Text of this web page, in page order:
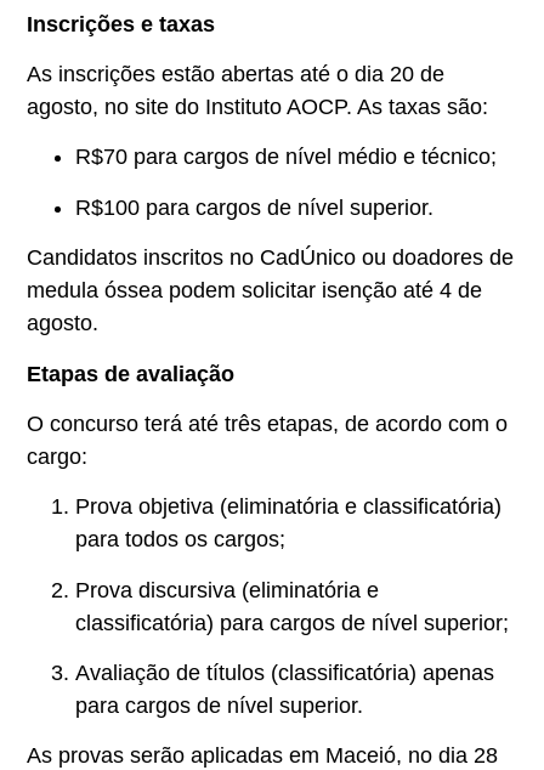
Inscrições e taxas
As inscrições estão abertas até o dia 20 de
agosto, no site do Instituto AOCP. As taxas são:
R$70 para cargos de nível médio e técnico;
R$100 para cargos de nível superior.
Candidatos inscritos no CadÚnico ou doadores de
medula óssea podem solicitar isenção até 4 de
agosto.
Etapas de avaliação
O concurso terá até três etapas, de acordo com o
cargo:
Prova objetiva (eliminatória e classificatória)
para todos os cargos;
Prova discursiva (eliminatória e
classificatória) para cargos de nível superior;
Avaliação de títulos (classificatória) apenas
para cargos de nível superior.
As provas serão aplicadas em Maceió, no dia 28